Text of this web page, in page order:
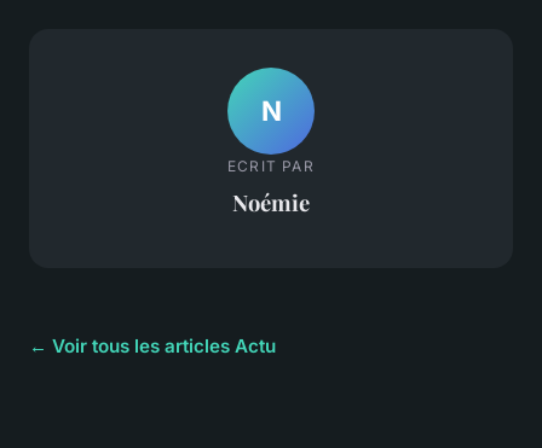
N
ECRIT PAR
Noémie
← Voir tous les articles Actu